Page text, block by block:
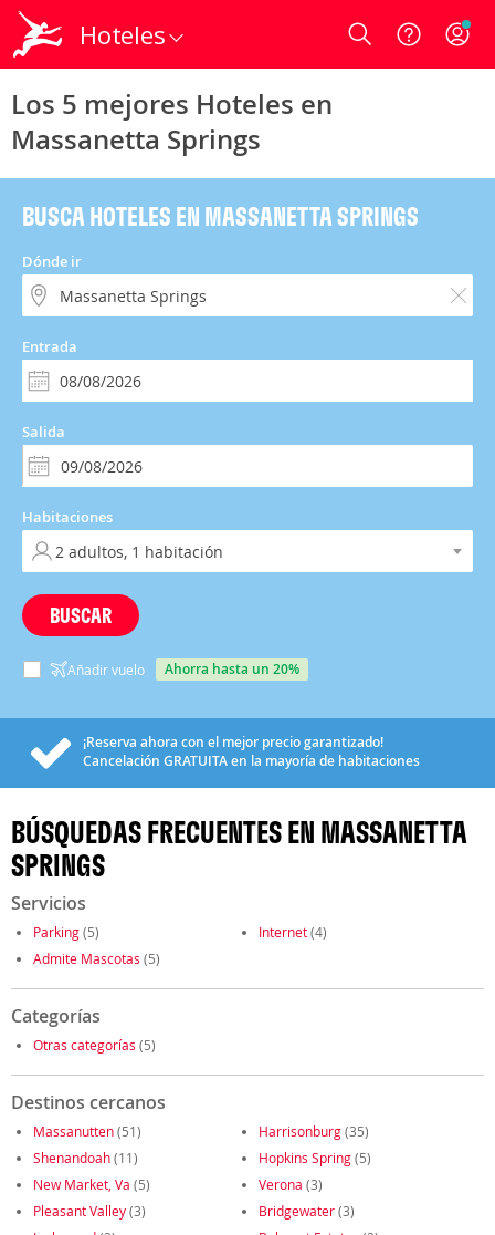
Hoteles Login
Los 5 mejores Hoteles en
Massanetta Springs
BUSCA HOTELES EN MASSANETTA SPRINGS
Dónde ir
Entrada
Salida
Habitaciones
BUSCAR
Añadir vuelo ahorra hasta un 20%
¡Reserva ahora con el mejor precio garantizado!
Cancelación GRATUITAen la mayoría de habitaciones
BÚSQUEDAS FRECUENTES EN MASSANETTA
SPRINGS
Servicios
Parking(5) Internet(4)
Admite Mascotas (5)
Categorías
Otras categorías (5)
Destinos cercanos
Massanutten(51) Harrisonburg(35)
Shenandoah(11) Hopkins Spring(5)
New Market, Va (5) Verona (3)
Pleasant Valley(3) Bridgewater(3)